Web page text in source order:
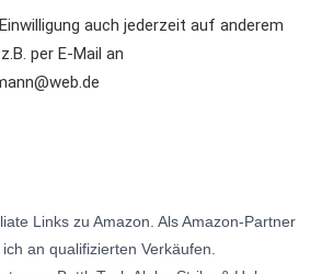
auch jederzeit auf anderem
per E-Mail an
Links zu Amazon. Als Amazon-Partner
an qualifizierten Verkäufen.